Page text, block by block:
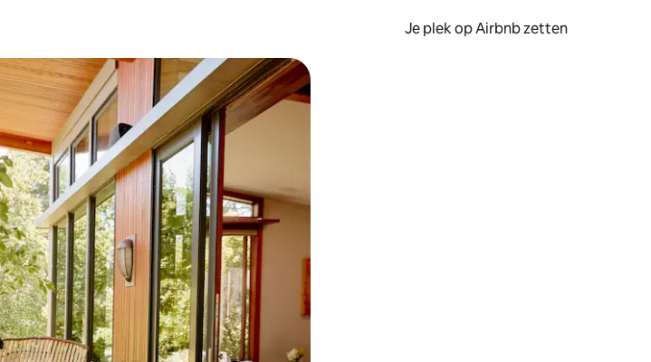
Je plek op Airbnb zetten
omhoog en omlaag, óf door te tikken of swipen.